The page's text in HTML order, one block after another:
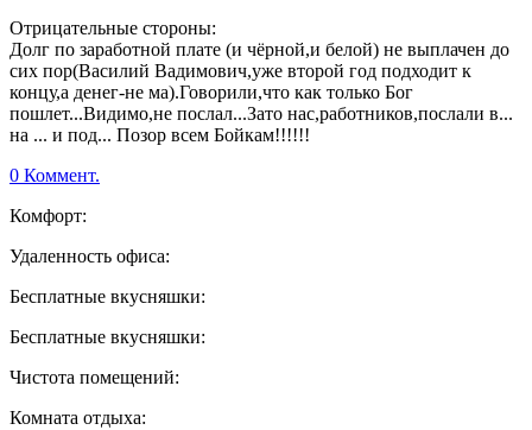
Отрицательные стороны:
Долг по заработной плате (и чёрной,и белой) не выплачен до
сих пор(Василий Вадимович,уже второй год подходит к
концу,а денег-не ма).Говорили,что как только Бог
пошлет...Видимо,не послал...Зато нас,работников,послали в...
на ... и под... Позор всем Бойкам!!!!!!
0 Коммент.
Комфорт:
Удаленность офиса:
Бесплатные вкусняшки:
Бесплатные вкусняшки:
Чистота помещений:
Комната отдыха: